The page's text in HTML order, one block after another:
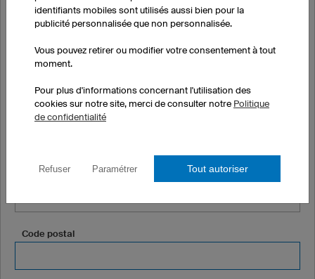
Nom
Société ou club (optionnel)
Adresse
Code postal
identifiants mobiles sont utilisés aussi bien pour la
publicité personnalisée que non personnalisée.
Vous pouvez retirer ou modifier votre consentement à tout
moment.
Pour plus d'informations concernant l'utilisation des
cookies sur notre site, merci de consulter notre Politique
de confidentialité
Refuser Paramétrer Tout autoriser